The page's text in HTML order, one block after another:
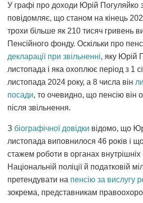
У графі про доходи Юрій Погуляйко
повідомляє, що станом на кінець
трохи більше як 210 тисяч гривень
Пенсійного фонду. Оскільки про
декларації при звільненні, яку Юрій
листопада і яка охоплює період з 1
листопада 2024 року, а 8 числа він
посади, то очевидно, що пенсію він
після звільнення.
З біографічної довідки відомо, що
листопада виповнилося 46 років і що
стажем роботи в органах внутрішніх
Національній поліції й податковій
претендувати на пенсію за вислугу
зокрема, представникам